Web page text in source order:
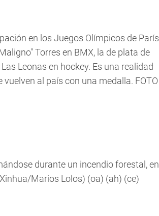
en los Juegos Olímpicos de París
Torres en BMX, la de plata de
Leonas en hockey. Es una realidad
al país con una medalla. FOTO
durante un incendio forestal, en
Marios Lolos) (oa) (ah) (ce)